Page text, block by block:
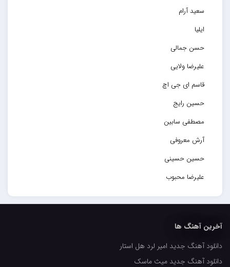
سعید آرام
ایلیا
حسن جمالی
علیرضا ولایی
قاسم ای جی اچ
حسین رایج
مصطفی سابین
آرش معروفی
حسین حسینی
علیرضا محبوب
حسین حصارکی
کاپیتان
مجید رضوی
آخرین آهنگ ها
دانلود آهنگ جدید امیر لرد هل استار
دانلود آهنگ جدید میث ماسک